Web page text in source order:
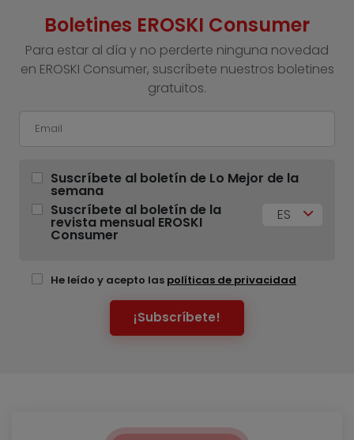
Boletines EROSKI Consumer
Para estar al día y no perderte ninguna novedad
en EROSKI Consumer, suscríbete nuestros boletines
gratuitos.
Suscríbete al boletín de Lo Mejor de la
semana
Suscríbete al boletín de la
revista mensual EROSKI
Consumer
ES
He leído y acepto las políticas de privacidad
¡Subscríbete!